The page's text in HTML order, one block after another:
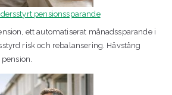
pensionssparande
ett automatiserat månadssparande i
risk och rebalansering. Hävstång